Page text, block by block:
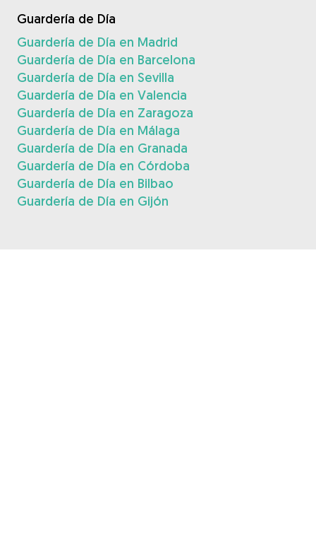
Guardería de Día
Guardería de Día en Madrid
Guardería de Día en Barcelona
Guardería de Día en Sevilla
Guardería de Día en Valencia
Guardería de Día en Zaragoza
Guardería de Día en Málaga
Guardería de Día en Granada
Guardería de Día en Córdoba
Guardería de Día en Bilbao
Guardería de Día en Gijón